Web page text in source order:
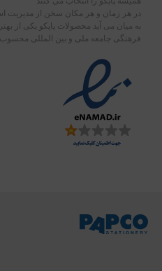
در هر زمان و هر مکان سخن از مدیریت
به میان می آید محصولات پاپکو یکی از
فرهنگی جامعه ملی و بین المللی